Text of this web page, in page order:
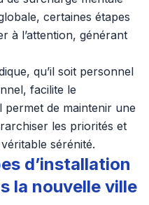
certaines étapes
à l’attention, générant
qu’il soit personnel
facilite le
permet de maintenir une
les priorités et
sérénité.
d’installation
la nouvelle ville